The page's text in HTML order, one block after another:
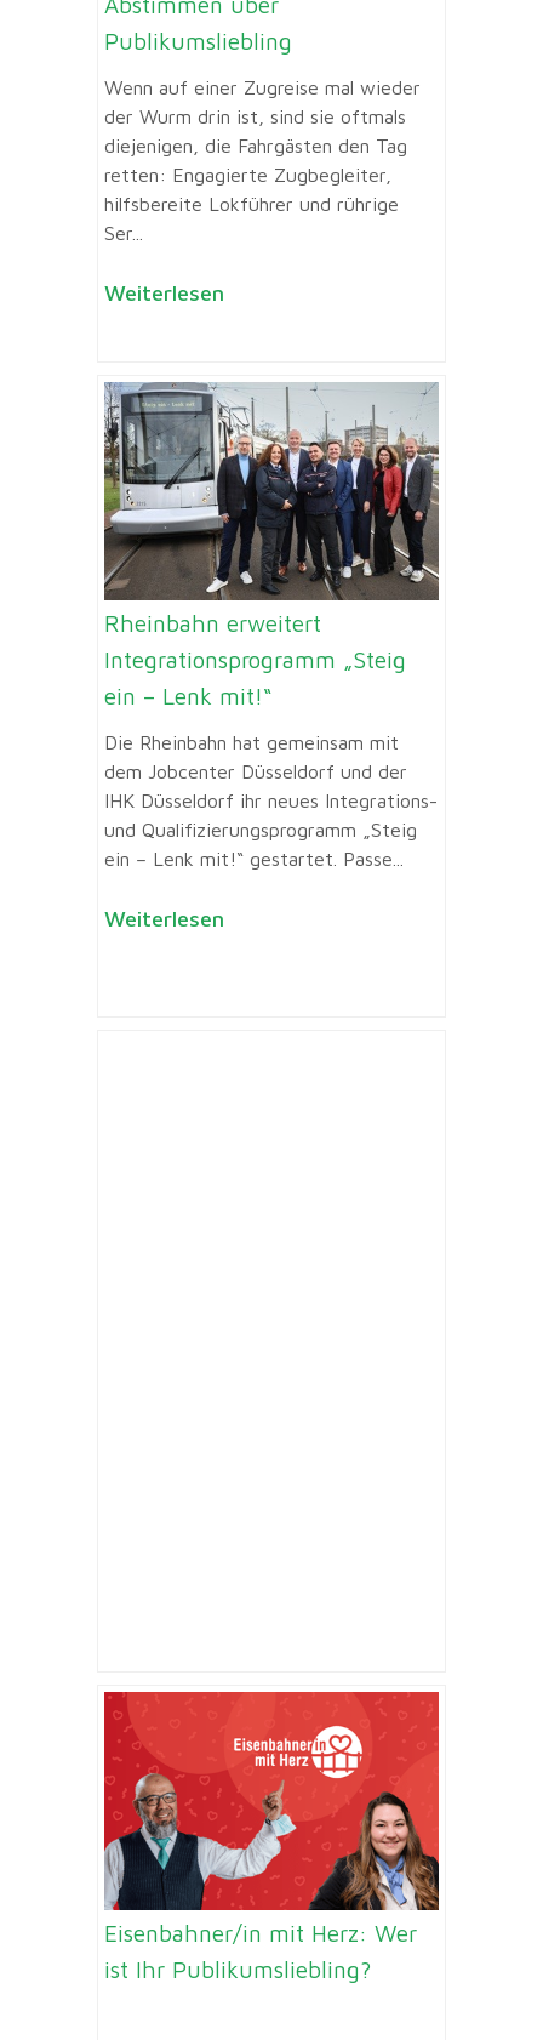
Publikumsliebling
Wenn auf einer Zugreise mal wieder
der Wurm drin ist, sind sie oftmals
diejenigen, die Fahrgästen den Tag
retten: Engagierte Zugbegleiter,
hilfsbereite Lokführer und rührige
Ser...
Weiterlesen
Rheinbahn erweitert
Integrationsprogramm „Steig
ein – Lenk mit!“
Die Rheinbahn hat gemeinsam mit
dem Jobcenter Düsseldorf und der
IHK Düsseldorf ihr neues Integrations-
und Qualifizierungsprogramm „Steig
ein – Lenk mit!“ gestartet. Passe...
Weiterlesen
Eisenbahner/in mit Herz: Wer
ist Ihr Publikumsliebling?